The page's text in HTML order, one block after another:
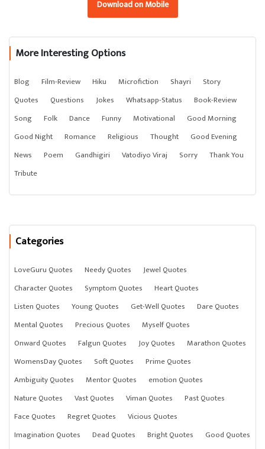
Download on Mobile
More Interesting Options
Blog Film-Review Hiku Microfiction Shayri
Story
Quotes
Questions Jokes Whatsapp-Status
Book-Review
Song
Folk Dance Funny Motivational
Good Morning
Good Night
Romance Religious Thought
Good Evening
News
Poem Gandhigiri Vatodiyo Viraj Sorry
Thank You
Tribute
Categories
LoveGuru Quotes Needy Quotes
Jewel Quotes
Character Quotes
Symptom Quotes
Heart Quotes
Listen Quotes
Young Quotes Get-Well Quotes
Dare Quotes
Mental Quotes
Precious Quotes
Myself Quotes
Onward Quotes
Falgun Quotes Joy Quotes
Marathon Quotes
WomensDay Quotes
Soft Quotes
Prime Quotes
Ambiguity Quotes
Mentor Quotes
emotion Quotes
Nature Quotes
Vast Quotes Viman Quotes
Past Quotes
Face Quotes
Regret Quotes
Vicious Quotes
Imagination Quotes
Dead Quotes Bright Quotes
Good Quotes